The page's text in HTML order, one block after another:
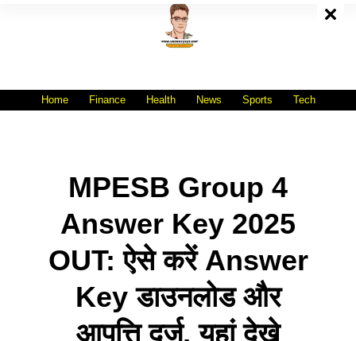
Home Finance Health News Sports Tech
MPESB Group 4
Answer Key 2025
OUT: ऐसे करें Answer
Key डाउनलोड और
आपत्ति दर्ज, यहां देखे